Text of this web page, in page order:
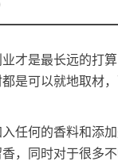
是最长远的打算
是可以就地取材
何的香料和添加
，同时对于很多